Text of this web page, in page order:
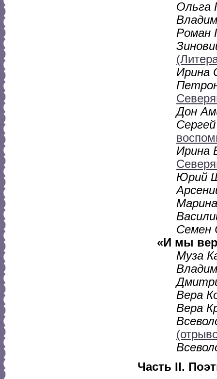
Ольга
Роман
Ирина
Дон
Ирина
Юрий
Семен
«И мы
Муза
Вера
Вера
Часть II.